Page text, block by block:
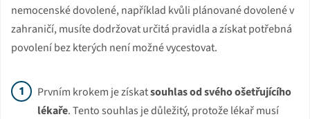
nemocenské dovolené, například kvůli plánované dovolené v
zahraničí, musíte dodržovat určitá pravidla a získat potřebná
povolení bez kterých není možné vycestovat.
Prvním krokem je získatsouhlas od svého ošetřujícího
lékaře. Tento souhlas je důležitý, protože lékař musí